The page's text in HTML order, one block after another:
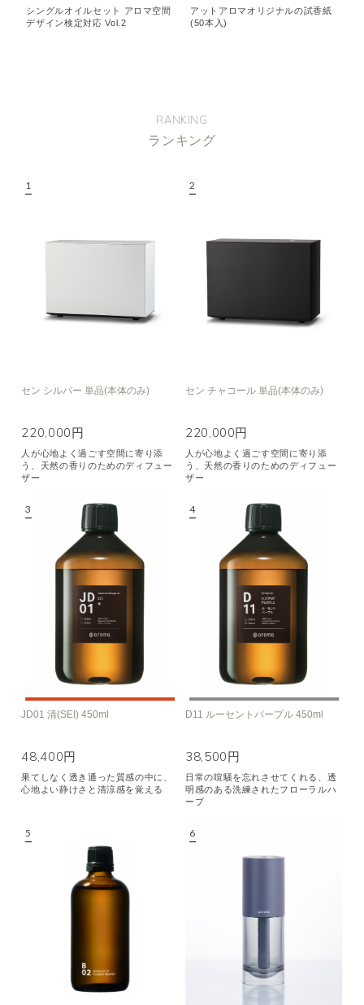
シングルオイルセット アロマ空間
デザイン検定対応 Vol.2
アットアロマオリジナルの試香紙
(50本入)
RANKING
ランキング
セン シルバー 単品(本体のみ)
220,000円
人が心地よく過ごす空間に寄り添
う、天然の香りのためのディフュー
ザー
セン チャコール 単品(本体のみ)
220,000円
人が心地よく過ごす空間に寄り添
う、天然の香りのためのディフュー
ザー
JD01 清(SEI) 450ml
48,400円
果てしなく透き通った質感の中に、
心地よい静けさと清涼感を覚える
D11 ルーセントパープル 450ml
38,500円
日常の喧騒を忘れさせてくれる、透
明感のある洗練されたフローラルハ
ーブ